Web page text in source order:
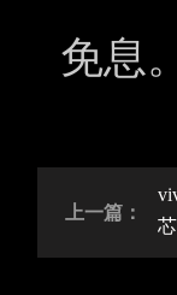
免息。
上一篇：